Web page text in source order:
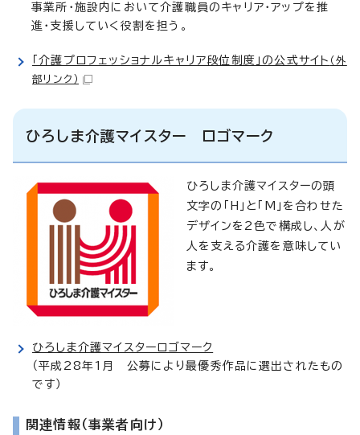
事業所・施設内において介護職員のキャリア・アップを推
進・支援していく役割を担う。
「介護プロフェッショナルキャリア段位制度」の公式サイト （外
部リンク）
ひろしま介護マイスター ロゴマーク
ひろしま介護マイスターの頭
文字の「H」と「M」を合わせた
デザインを2色で構成し、人が
人を支える介護を意味してい
ます。
ひろしま介護マイスターロゴマーク
（平成28年1月 公募により最優秀作品に選出されたもの
です）
関連情報（事業者向け）